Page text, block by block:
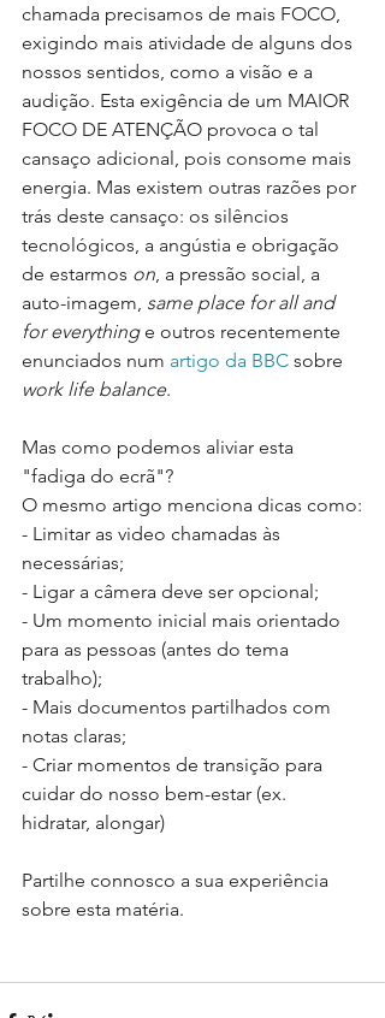
chamada precisamos de mais FOCO,
exigindo mais atividade de alguns dos
nossos sentidos, como a visão e a
audição. Esta exigência de um MAIOR
FOCO DE ATENÇÃO provoca o tal
cansaço adicional, pois consome mais
energia. Mas existem outras razões por
trás deste cansaço: os silêncios
tecnológicos, a angústia e obrigação
de estarmos on , a pressão social, a
auto-imagem, same place for all and
for everything e outros recentemente
enunciados num artigo da BBC sobre
work life balance.
Mas como podemos aliviar esta
"fadiga do ecrã"?
O mesmo artigo menciona dicas como:
- Limitar as video chamadas às
necessárias;
- Ligar a câmera deve ser opcional;
- Um momento inicial mais orientado
para as pessoas (antes do tema
trabalho);
- Mais documentos partilhados com
notas claras;
- Criar momentos de transição para
cuidar do nosso bem-estar (ex.
hidratar, alongar)
Partilhe connosco a sua experiência
sobre esta matéria.